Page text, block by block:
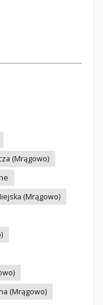
(Mrągowo)
(Mrągowo)
(Mrągowo)